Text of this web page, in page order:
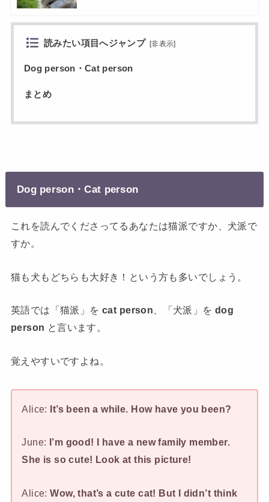
読みたい項目へジャンプ [非表示]
Dog person・Cat person
まとめ
Dog person・Cat person
これを読んでくださってるあなたは猫派ですか、犬派で
すか。
猫も犬もどちらも大好き！という方も多いでしょう。
英語では「猫派」をcat person 、「犬派」をdog
person と言います。
覚えやすいですよね。
Alice: It’s been a while. How have you been?
June:
I’m good! I have a new family member.
She is so cute! Look at this picture!
Alice:Wow, that’s a cute cat! But I didn’t think